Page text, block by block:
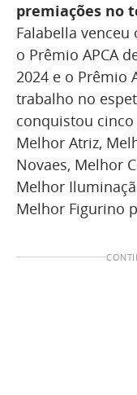
premiações no
Falabella
o Prêmio APCA
2024 e o Prêmio
trabalho no
conquistou cinco
Melhor Atriz,
Novaes, Melhor
Melhor
Melhor Figurino